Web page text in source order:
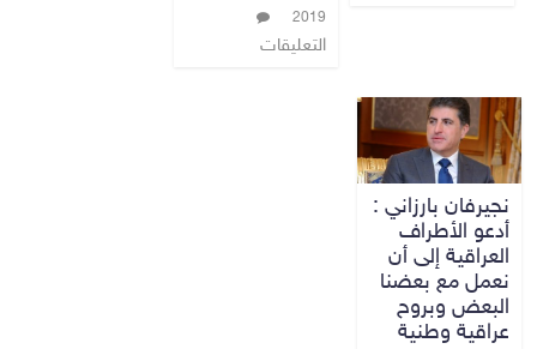
2019
التعليقات
نجيرفان بارزاني :
أدعو الأطراف
العراقية إلى أن
نعمل مع بعضنا
البعض وبروح
عراقية وطنية